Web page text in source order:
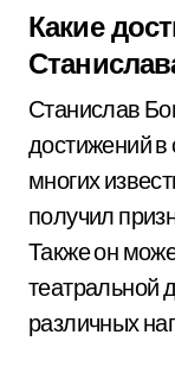
Какие
Станислав
достижений в
многих
получил
Также он
театральной
различных